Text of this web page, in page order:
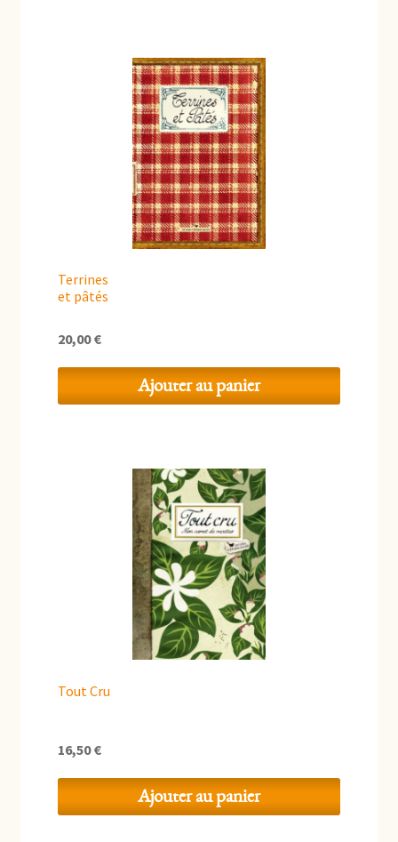
Terrines
et pâtés
20,00€
Ajouter au panier
Tout Cru
16,50€
Ajouter au panier